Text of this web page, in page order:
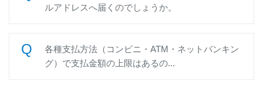
ルアドレスへ届くのでしょうか。
各種支払方法（コンビニ・ATM・ネットバンキン
グ）で支払金額の上限はあるの...